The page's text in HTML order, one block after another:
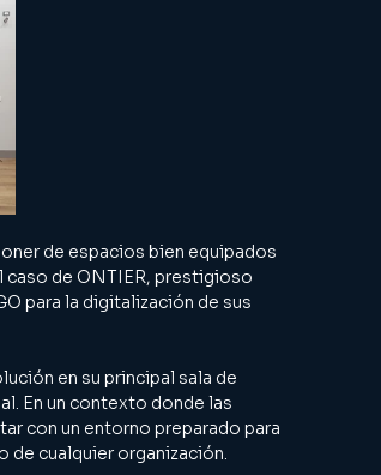
de espacios bien equipados
caso de ONTIER, prestigioso
para la digitalización de sus
en su principal sala de
En un contexto donde las
con un entorno preparado para
de cualquier organización.